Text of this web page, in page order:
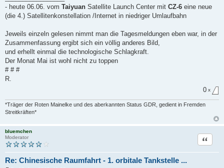
- heute 06.06. vom Taiyuan Satellite Launch Center mit CZ-6 eine neue
(die 4.) Satellitenkonstellation /Internet in niedriger Umlaufbahn
Jeweils einzeln gelesen nimmt man die Tagesmeldungen eben war, in der
Zusammenfassung ergibt sich ein völlig anderes Bild,
und erhellt einmal die technologische Schlagkraft.
Der Monat Mai ist wohl nicht zu toppen
# # #
R.
0 x
*Träger der Roten Mainelke und des aberkannten Status GDR, gedient in Fremden
Streitkräften*
bluemchen
Moderator
Re: Chinesische Raumfahrt - 1. orbitale Tankstelle ...
Zitat